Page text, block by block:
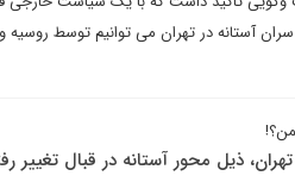
آستانه در تهران می توانیم توسط
ذیل محور آستانه در قبال تغییر